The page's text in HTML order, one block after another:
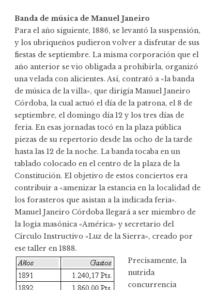
Banda de música de Manuel Janeiro
Para el año siguiente, 1886, se levantó la suspensión,
y los ubriqueños pudieron volver a disfrutar de sus
fiestas de septiembre. La misma corporación que el
año anterior se vio obligada a prohibirla, organizó
una velada con alicientes. Así, contrató a «la banda
de música de la villa», que dirigía Manuel Janeiro
Córdoba, la cual actuó el día de la patrona, el 8 de
septiembre, el domingo día 12 y los tres días de
feria. En esas jornadas tocó en la plaza pública
piezas de su repertorio desde las ocho de la tarde
hasta las 12 de la noche. La banda tocaba en un
tablado colocado en el centro de la plaza de la
Constitución. El objetivo de estos conciertos era
contribuir a «amenizar la estancia en la localidad de
los forasteros que asistan a la indicada feria».
Manuel Janeiro Córdoba llegará a ser miembro de
la logia masónica «América» y secretario del
Círculo Instructivo «Luz de la Sierra», creado por
ese taller en 1888.
Precisamente, la
nutrida
concurrencia